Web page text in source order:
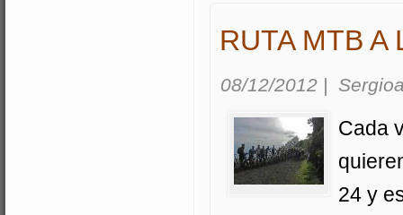
RUTA MTB A
08/12/2012 |
Cada
24 y